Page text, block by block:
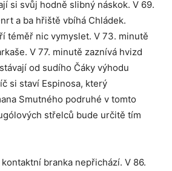
si svůj hodně slibný náskok. V 69.
a ba hřiště vbíhá Chládek.
téměř nic vymyslet. V 73. minutě
V 77. minutě zaznívá hvizd
od sudího Čáky výhodu
si staví Espinosa, který
Smutného podruhé v tomto
střelců bude určitě tím
branka nepřichází. V 86.